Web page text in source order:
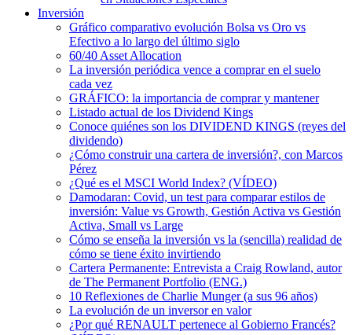
Inversión
Gráfico comparativo evolución Bolsa vs Oro vs
Efectivo a lo largo del último siglo
60/40 Asset Allocation
La inversión periódica vence a comprar en el suelo
cada vez
GRÁFICO: la importancia de comprar y mantener
Listado actual de los Dividend Kings
Conoce quiénes son los DIVIDEND KINGS (reyes del
dividendo)
¿Cómo construir una cartera de inversión?, con Marcos
Pérez
¿Qué es el MSCI World Index? (VÍDEO)
Damodaran: Covid, un test para comparar estilos de
inversión: Value vs Growth, Gestión Activa vs Gestión
Activa, Small vs Large
Cómo se enseña la inversión vs la (sencilla) realidad de
cómo se tiene éxito invirtiendo
Cartera Permanente: Entrevista a Craig Rowland, autor
de The Permanent Portfolio (ENG.)
10 Reflexiones de Charlie Munger (a sus 96 años)
La evolución de un inversor en valor
¿Por qué RENAULT pertenece al Gobierno Francés?